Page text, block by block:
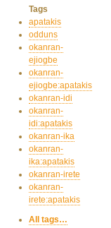
Tags
apatakis
odduns
okanran-
ejiogbe
okanran-
ejiogbe:apatakis
okanran-idi
okanran-
idi:apatakis
okanran-ika
okanran-
ika:apatakis
okanran-irete
okanran-
irete:apatakis
All tags…